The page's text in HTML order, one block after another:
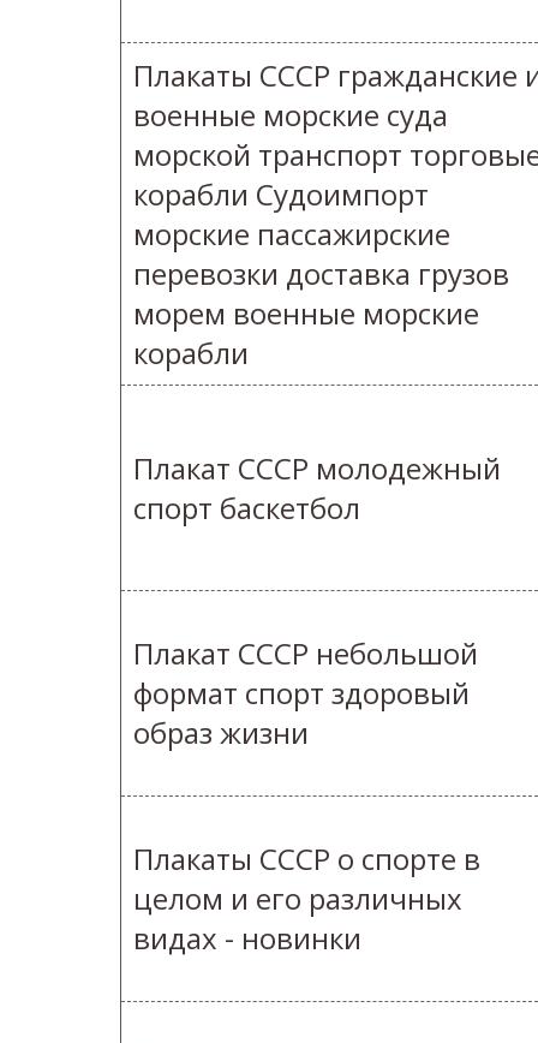
Плакаты СССР гражданские
военные морские суда
морской транспорт
корабли Судоимпорт
морские пассажирские
перевозки доставка грузов
морем военные морские
корабли
Плакат СССР молодежный
спорт баскетбол
Плакат СССР небольшой
формат спорт здоровый
образ жизни
Плакаты СССР о спорте в
целом и его различных
видах - новинки